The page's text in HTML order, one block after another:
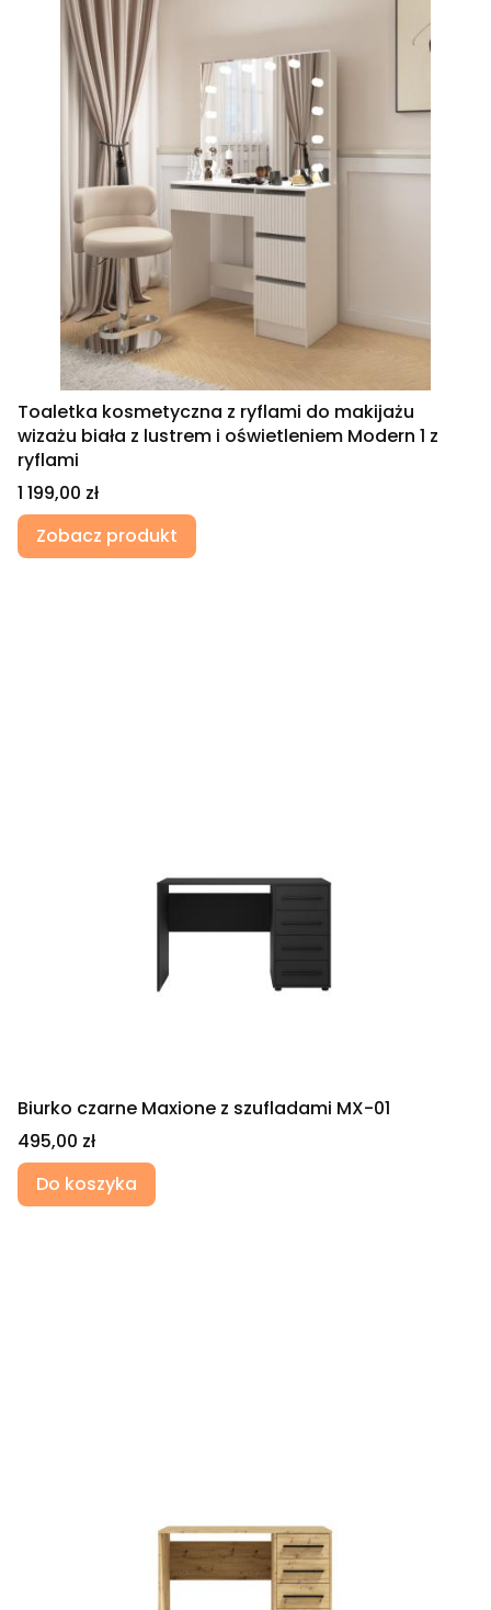
Toaletka kosmetyczna z ryflami do makijażu
wizażu biała z lustrem i oświetleniem Modern 1 z
ryflami
Cena
1 199,00 zł
Zobacz produkt
Biurko czarne Maxione z szufladami MX-01
Cena
495,00 zł
Do koszyka